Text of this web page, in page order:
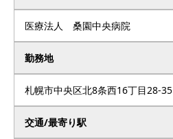
医療法人 桑園中央病院
勤務地
札幌市中央区北8条西16丁目28-35
交通/最寄り駅